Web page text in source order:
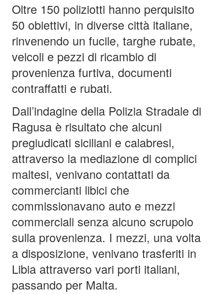
Oltre 150 poliziotti hanno perquisito
50 obiettivi, in diverse città italiane,
rinvenendo un fucile, targhe rubate,
veicoli e pezzi di ricambio di
provenienza furtiva, documenti
contraffatti e rubati.
Dall’indagine della Polizia Stradale di
Ragusa è risultato che alcuni
pregiudicati siciliani e calabresi,
attraverso la mediazione di complici
maltesi, venivano contattati da
commercianti libici che
commissionavano auto e mezzi
commerciali senza alcuno scrupolo
sulla provenienza. I mezzi, una volta
a disposizione, venivano trasferiti in
Libia attraverso vari porti italiani,
passando per Malta.